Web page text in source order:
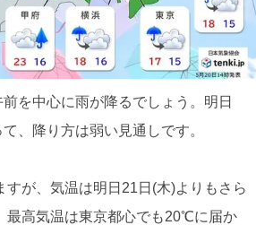
を中心に雨が降るでしょう。明日
、降り方は弱い見通しです。
すが、気温は明日21日(木)よりもさら
最高気温は東京都心でも20℃に届か